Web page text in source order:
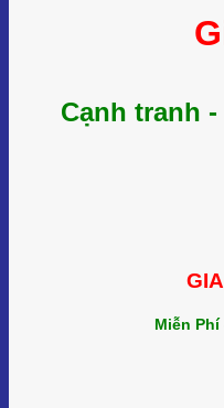
Cạnh tranh
Miễn